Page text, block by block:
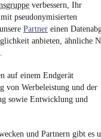
verbessern, Ihr
pseudonymisierten
Partner einen
anbieten, ähnliche
auf einem Endgerät
von Werbeleistung und der
sowie Entwicklung und
und Partnern gibt es
Mercedes-Benz Leasing